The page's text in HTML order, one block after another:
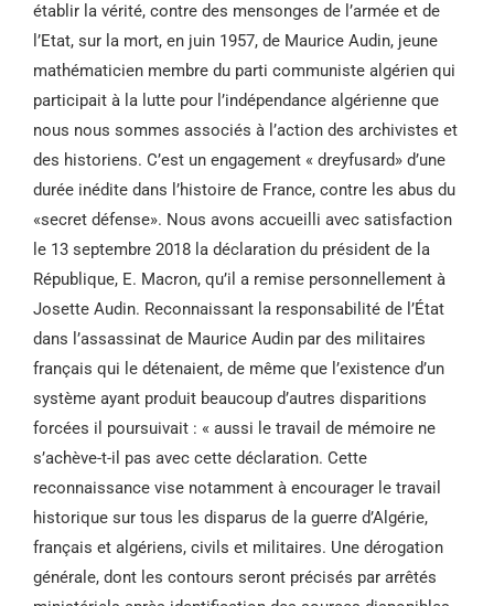
établir la vérité, contre des mensonges de l’armée et de
l’Etat, sur la mort, en juin 1957, de Maurice Audin, jeune
mathématicien membre du parti communiste algérien qui
participait à la lutte pour l’indépendance algérienne que
nous nous sommes associés à l’action des archivistes et
des historiens. C’est un engagement « dreyfusard» d’une
durée inédite dans l’histoire de France, contre les abus du
«secret défense». Nous avons accueilli avec satisfaction
le 13 septembre 2018 la déclaration du président de la
République, E. Macron, qu’il a remise personnellement à
Josette Audin. Reconnaissant la responsabilité de l’État
dans l’assassinat de Maurice Audin par des militaires
français qui le détenaient, de même que l’existence d’un
système ayant produit beaucoup d’autres disparitions
forcées il poursuivait : « aussi le travail de mémoire ne
s’achève-t-il pas avec cette déclaration. Cette
reconnaissance vise notamment à encourager le travail
historique sur tous les disparus de la guerre d’Algérie,
français et algériens, civils et militaires. Une dérogation
générale, dont les contours seront précisés par arrêtés